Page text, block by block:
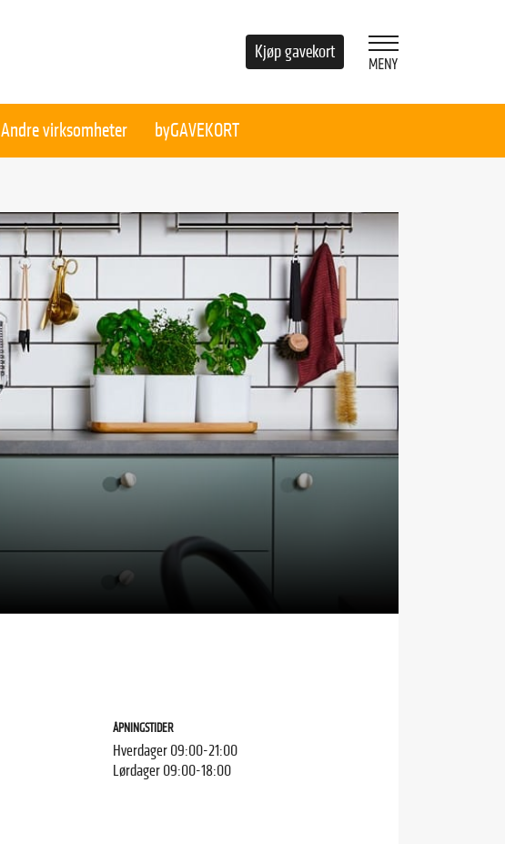
Kjøp gavekort
Andre virksomheter byGAVEKORT
ÅPNINGSTIDER
Hverdager 09:00-21:00
Lørdager 09:00-18:00